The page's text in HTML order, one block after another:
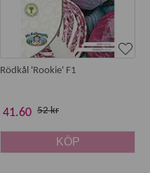
Rödkål 'Rookie' F1
41.60 52 kr
KÖP